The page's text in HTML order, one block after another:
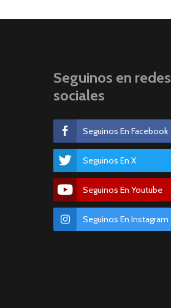
Seguinos en redes
sociales
Seguinos En Facebook
Seguinos En X
Seguinos En Youtube
Seguinos En Instagram